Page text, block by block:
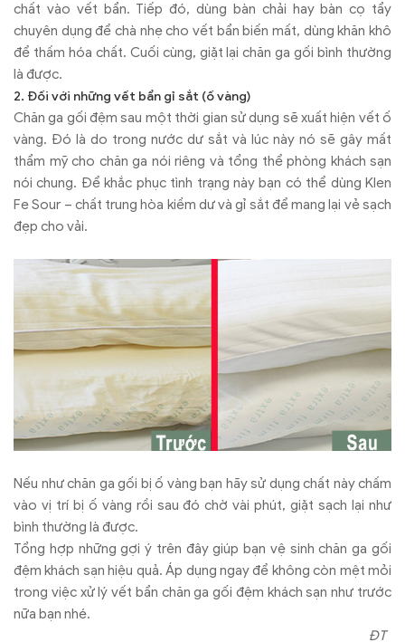
chất vào vết bẩn. Tiếp đó, dùng bàn chải hay bàn cọ tẩy
chuyên dụng để chà nhẹ cho vết bẩn biến mất, dùng khăn khô
để thấm hóa chất. Cuối cùng, giặt lại chăn ga gối bình thường
là được.
2. Đối với những vết bẩn gỉ sắt (ố vàng)
Chăn ga gối đệm sau một thời gian sử dụng sẽ xuất hiện vết ố
vàng. Đó là do trong nước dư sắt và lúc này nó sẽ gây mất
thẩm mỹ cho chăn ga nói riêng và tổng thể phòng khách sạn
nói chung. Để khắc phục tình trạng này bạn có thể dùng Klen
Fe Sour – chất trung hòa kiềm dư và gỉ sắt để mang lại vẻ sạch
đẹp cho vải.
Nếu như chăn ga gối bị ố vàng bạn hãy sử dụng chất này chấm
vào vị trí bị ố vàng rồi sau đó chờ vài phút, giặt sạch lại như
bình thường là được.
Tổng hợp những gợi ý trên đây giúp bạn vệ sinh chăn ga gối
đệm khách sạn hiệu quả. Áp dụng ngay để không còn mệt mỏi
trong việc xử lý vết bẩn chăn ga gối đệm khách sạn như trước
nữa bạn nhé.
ĐT